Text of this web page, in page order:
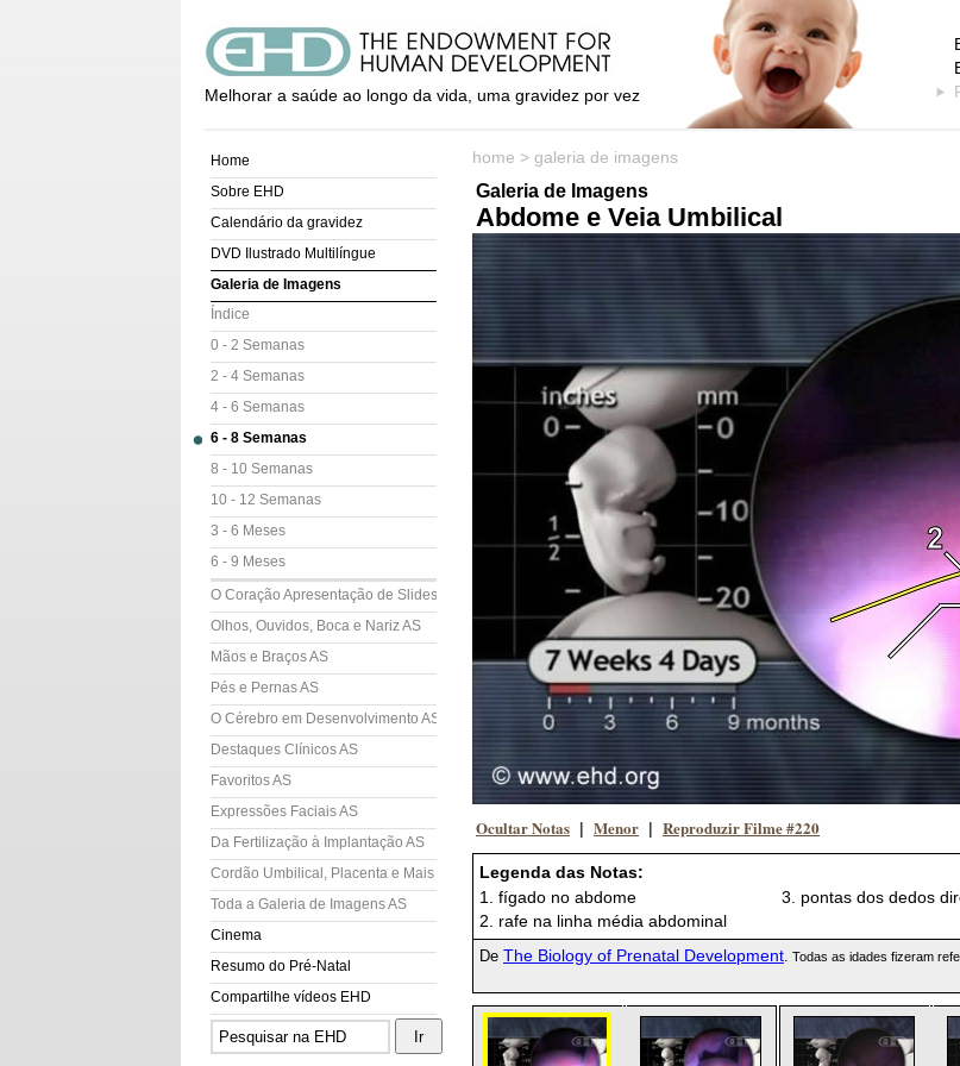
Melhorar a saúde ao longo da vida, uma gravidez por vez
Home
Sobre EHD
Calendário da gravidez
DVD Ilustrado Multilíngue
Galeria de Imagens
Índice
0 - 2 Semanas
2 - 4 Semanas
4 - 6 Semanas
6 - 8 Semanas
8 - 10 Semanas
10 - 12 Semanas
3 - 6 Meses
6 - 9 Meses
O Coração Apresentação de Slides (AS)
Olhos, Ouvidos, Boca e Nariz AS
Mãos e Braços AS
Pés e Pernas AS
O Cérebro em Desenvolvimento AS
Destaques Clínicos AS
Favoritos AS
Expressões Faciais AS
Da Fertilização à Implantação AS
Cordão Umbilical, Placenta e Mais AS
Toda a Galeria de Imagens AS
Cinema
Resumo do Pré-Natal
Compartilhe vídeos EHD
home > galeria de imagens
Galeria de Imagens
Abdome e Veia Umbilical
Ocultar Notas | Menor | Reproduzir Filme #220
Legenda das Notas:
1. fígado no abdome
2. rafe na linha média abdominal
3. pontas dos dedos
De The Biology of Prenatal Development. Todas as idades fizeram